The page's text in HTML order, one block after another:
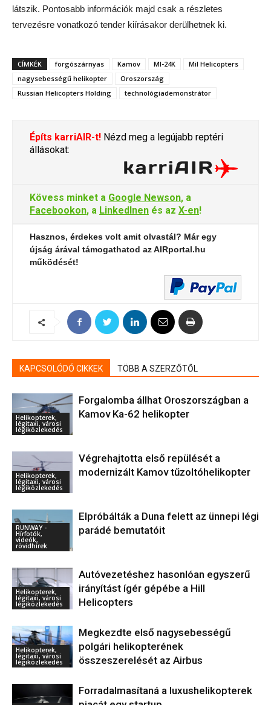
látszik. Pontosabb információk majd csak a részletes
tervezésre vonatkozó tender kiírásakor derülhetnek ki.
CÍMKÉK forgószárnyas Kamov MI-24K
Mil Helicopters
nagysebességű helikopter
Oroszország
Russian Helicopters Holding
technológiademonstrátor
Építs karriAIR-t! Nézd meg a legújabb reptéri
állásokat:
Kövess minket a Google Newson, a
Facebookon, a LinkedInen és az X-en!
Hasznos, érdekes volt amit olvastál? Már egy
újság árával támogathatod az AIRportal.hu
működését!
KAPCSOLÓDÓ CIKKEK TÖBB A SZERZŐTŐL
Helikopterek,
légitaxi, városi
légiközlekedés
Forgalomba állhat Oroszországban a
Kamov Ka-62 helikopter
Helikopterek,
légitaxi, városi
légiközlekedés
Végrehajtotta első repülését a
modernizált Kamov tűzoltóhelikopter
RUNWAY -
Hírfotók,
videók,
rövidhírek
Elpróbálták a Duna felett az ünnepi légi
parádé bemutatóit
Helikopterek,
légitaxi, városi
légiközlekedés
Autóvezetéshez hasonlóan egyszerű
irányítást ígér gépébe a Hill
Helicopters
Helikopterek,
légitaxi, városi
légiközlekedés
Megkezdte első nagysebességű
polgári helikopterének
összeszerelését az Airbus
Forradalmasítaná a luxushelikopterek